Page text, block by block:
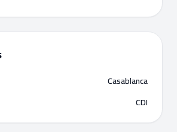
Casablanca
CDI